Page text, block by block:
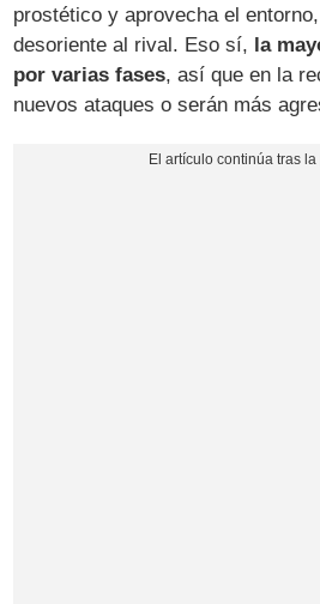
prostético y aprovecha el
desoriente al rival. Eso sí, la
por varias fases, así que en la
nuevos ataques o serán más